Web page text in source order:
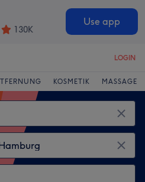
130K
Use app
LOGIN
KOSMETIK MASSAGE